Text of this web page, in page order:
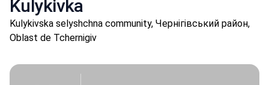
Kulykivka
Kulykivska selyshchna community, Чернігівський район,
Oblast de Tchernigiv